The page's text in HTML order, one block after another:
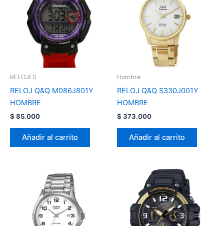
RELOJES
RELOJ Q&Q M086J801Y
HOMBRE
$ 85.000
Añadir al carrito
Hombre
RELOJ Q&Q S330J001Y
HOMBRE
$ 373.000
Añadir al carrito